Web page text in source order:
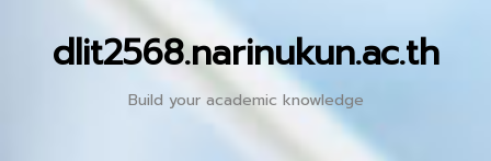
dlit2568.narinukun.ac.th
Build your academic knowledge